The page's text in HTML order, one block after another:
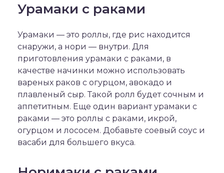
Урамаки с раками
Урамаки — это роллы, где рис находится
снаружи, а нори — внутри. Для
приготовления урамаки с раками, в
качестве начинки можно использовать
вареных раков с огурцом, авокадо и
плавленый сыр. Такой ролл будет сочным и
аппетитным. Еще один вариант урамаки с
раками — это роллы с раками, икрой,
огурцом и лососем. Добавьте соевый соус и
васаби для большего вкуса.